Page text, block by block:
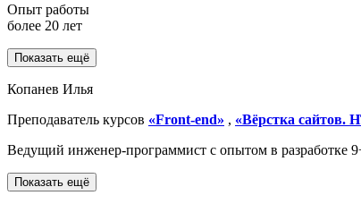
Опыт работы
более 20 лет
Показать ещё
Копанев Илья
Преподаватель курсов «Front-end» , «Вёрстка сайтов.
Ведущий инженер-программист с опытом в разработке
Показать ещё